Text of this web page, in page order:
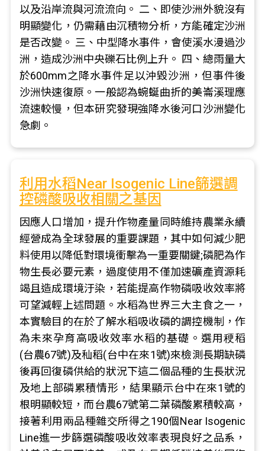
以及沿岸流與河流流向。 二、即使沙洲外貌沒有
明顯變化，仍需藉由沉積物分析，方能確定沙洲
是否改變。 三、中型降水事件，會使溪水漫過沙
洲，造成沙洲中央礫石比例上升。 四、總雨量大
於600mm之降水事件足以沖毀沙洲，但事件後
沙洲快速復原。一般認為蜿蜒曲折的美崙溪理應
流速較慢，但本研究發現強降水後河口沙洲變化
急劇。
利用水稻Near Isogenic Line篩選調
控磷酸吸收相關之基因
因應人口增加，提升作物產量同時維持農業永續
經營成為全球發展的重要課題，其中如何減少肥
料使用以降低對環境衝擊為一重要關鍵;磷肥為作
物生長必要元素，過度使用不僅加速礦產資源耗
竭且造成環境汙染，若能提高作物磷吸收效率將
可望減輕上述問題。水稻為世界三大主食之一，
本實驗目的在於了解水稻吸收磷的調控機制，作
為未來孕育高吸收效率水稻的基礎。選用稉稻
(台農67號)及秈稻(台中在來1號)來檢測長期缺磷
後再回復磷供給的狀況下這二個品種的生長狀況
及地上部磷累積情形，結果顯示台中在來1號的
根明顯較短，而台農67號第二葉磷酸累積較高，
接著利用兩品種雜交所得之190個Near Isogenic
Line進一步篩選磷酸吸收效率表現良好之品系，